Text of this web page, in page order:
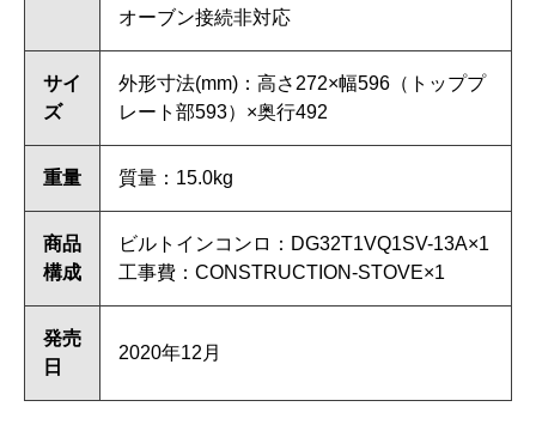
オーブン接続非対応
サイ
ズ
外形寸法(mm)：高さ272×幅596（トッププ
レート部593）×奥行492
重量 質量：15.0kg
商品
構成
ビルトインコンロ：DG32T1VQ1SV-13A×1
工事費：CONSTRUCTION-STOVE×1
発売
日
2020年12月